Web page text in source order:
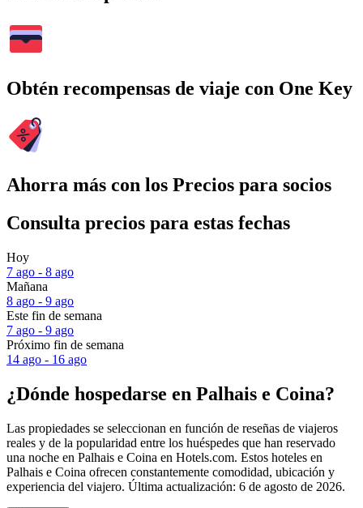
Obtén recompensas de viaje con One Key
Ahorra más con los Precios para socios
Consulta precios para estas fechas
Hoy
7 ago - 8 ago
Mañana
8 ago - 9 ago
Este fin de semana
7 ago - 9 ago
Próximo fin de semana
14 ago - 16 ago
¿Dónde hospedarse en Palhais e Coina?
Las propiedades se seleccionan en función de reseñas de viajeros
reales y de la popularidad entre los huéspedes que han reservado
una noche en Palhais e Coina en Hotels.com. Estos hoteles en
Palhais e Coina ofrecen constantemente comodidad, ubicación y
experiencia del viajero. Última actualización: 6 de agosto de 2026.